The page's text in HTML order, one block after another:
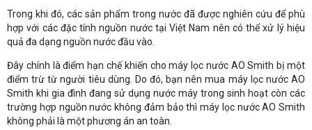
Trong khi đó, các sản phẩm trong nước đã được nghiên cứu để phù
hợp với các đặc tính nguồn nước tại Việt Nam nên có thể xử lý hiệu
quả đa dạng nguồn nước đầu vào.
Đây chính là điểm hạn chế khiến cho máy lọc nước AO Smith bị một
điểm trừ từ người tiêu dùng. Do đó, bạn nên mua máy lọc nước AO
Smith khi gia đình đang sử dụng nước máy trong sinh hoạt còn các
trường hợp nguồn nước không đảm bảo thì máy lọc nước AO Smith
không phải là một phương án an toàn.